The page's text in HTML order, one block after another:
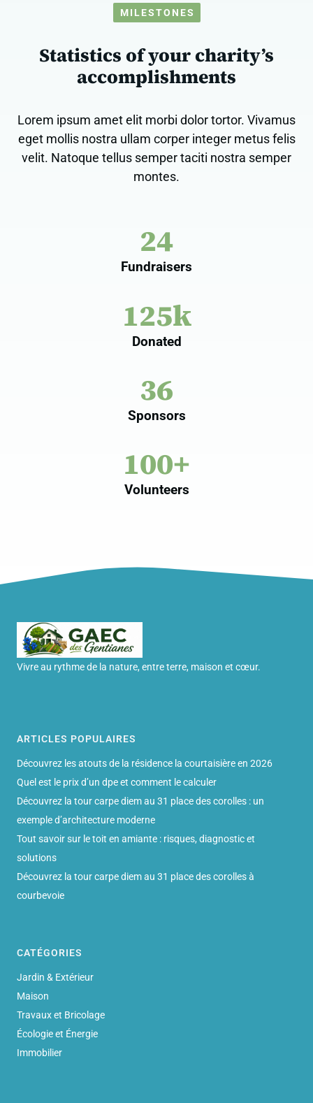
MILESTONES
Statistics of your charity’s
accomplishments
Lorem ipsum amet elit morbi dolor tortor. Vivamus
eget mollis nostra ullam corper integer metus felis
velit. Natoque tellus semper taciti nostra semper
montes.
24
Fundraisers
125k
Donated
36
Sponsors
100+
Volunteers
Vivre au rythme de la nature, entre terre, maison et cœur.
ARTICLES POPULAIRES
Découvrez les atouts de la résidence la courtaisière en 2026
Quel est le prix d’un dpe et comment le calculer
Découvrez la tour carpe diem au 31 place des corolles : un
exemple d’architecture moderne
Tout savoir sur le toit en amiante : risques, diagnostic et
solutions
Découvrez la tour carpe diem au 31 place des corolles à
courbevoie
CATÉGORIES
Jardin & Extérieur
Maison
Travaux et Bricolage
Écologie et Énergie
Immobilier